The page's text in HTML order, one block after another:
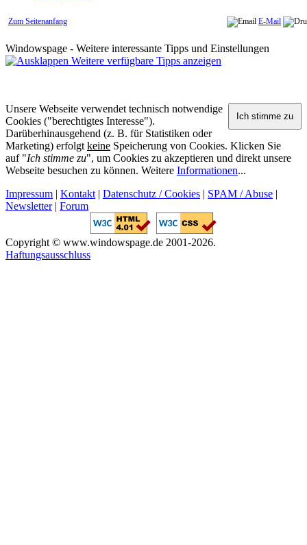
Zum Seitenanfang E-Mail
Windowspage - Weitere interessante Tipps und Einstellungen
Weitere verfügbare Tipps anzeigen
Unsere Webseite verwendet technisch notwendige
Cookies ("berechtigtes Interesse").
Darüberhinausgehend (z. B. für Statistiken oder
Marketing) erfolgt keine Speicherung von Cookies. Klicken Sie
auf "Ich stimme zu", um Cookies zu akzeptieren und direkt unsere
Webseite besuchen zu können. Weitere Informationen...
Impressum | Kontakt | Datenschutz / Cookies | SPAM / Abuse |
Newsletter| Forum
Copyright © www.windowspage.de 2001-2026.
Haftungsausschluss